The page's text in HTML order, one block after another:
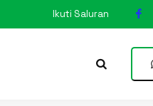
Ikuti Saluran